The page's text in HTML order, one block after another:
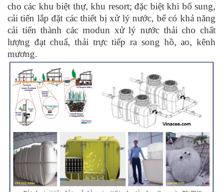
cho các khu biệt thự, khu resort; đặc biệt khi bổ sung,
cải tiến lắp đặt các thiết bị xử lý nước, bể có khả năng
cải tiến thành các modun xử lý nước thải cho chất
lượng đạt chuẩ, thải trực tiếp ra song hồ, ao, kênh
mương.